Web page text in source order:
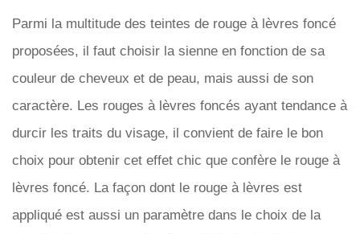
Parmi la multitude des teintes de rouge à lèvres foncé
proposées, il faut choisir la sienne en fonction de sa
couleur de cheveux et de peau, mais aussi de son
caractère. Les rouges à lèvres foncés ayant tendance à
durcir les traits du visage, il convient de faire le bon
choix pour obtenir cet effet chic que confère le rouge à
lèvres foncé. La façon dont le rouge à lèvres est
appliqué est aussi un paramètre dans le choix de la